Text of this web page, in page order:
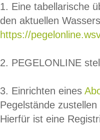
1. Eine tabellarische
den aktuellen
https://
2. PEGELONLINE
3. Einrichten eines
Pegelstände
Hierfür ist eine